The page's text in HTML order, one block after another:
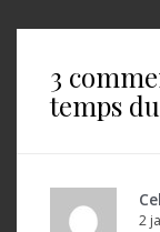
3
temps
2